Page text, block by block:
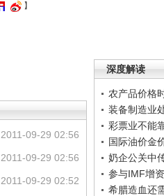
深度解读
农产品价格
装备制造业
彩票业不能
国际油价金
奶企公关中
参与IMF增
希腊造血还
】
2011-09-29 02:56
2011-09-29 02:56
2011-09-29 02:52